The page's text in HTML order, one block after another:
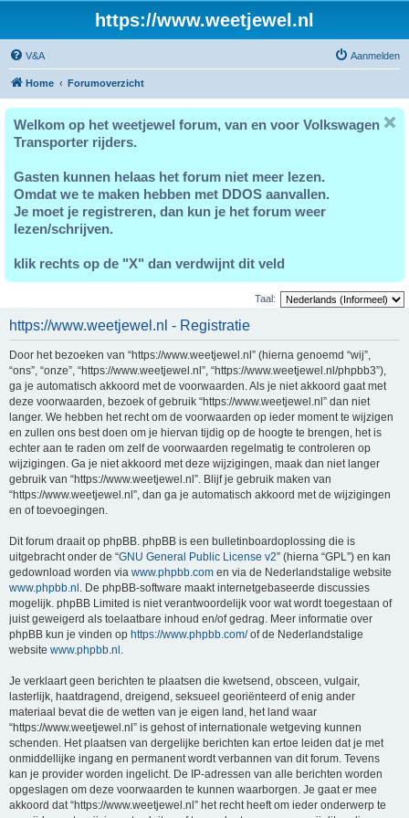
https://www.weetjewel.nl
V&A Aanmelden
Home Forumoverzicht
Welkom op het weetjewel forum, van en voor Volkswagen
Transporter rijders.
Gasten kunnen helaas het forum niet meer lezen.
Omdat we te maken hebben met DDOS aanvallen.
Je moet je registreren, dan kun je het forum weer
lezen/schrijven.
klik rechts op de "X" dan verdwijnt dit veld
Taal:
https://www.weetjewel.nl - Registratie
Door het bezoeken van “https://www.weetjewel.nl” (hierna genoemd “wij”,
“ons”, “onze”, “https://www.weetjewel.nl”, “https://www.weetjewel.nl/phpbb3”),
ga je automatisch akkoord met de voorwaarden. Als je niet akkoord gaat met
deze voorwaarden, bezoek of gebruik “https://www.weetjewel.nl” dan niet
langer. We hebben het recht om de voorwaarden op ieder moment te wijzigen
en zullen ons best doen om je hiervan tijdig op de hoogte te brengen, het is
echter aan te raden om zelf de voorwaarden regelmatig te controleren op
wijzigingen. Ga je niet akkoord met deze wijzigingen, maak dan niet langer
gebruik van “https://www.weetjewel.nl”. Blijf je gebruik maken van
“https://www.weetjewel.nl”, dan ga je automatisch akkoord met de wijzigingen
en of toevoegingen.
Dit forum draait op phpBB. phpBB is een bulletinboardoplossing die is
uitgebracht onder de “GNU General Public License v2” (hierna “GPL”) en kan
gedownload worden via www.phpbb.com en via de Nederlandstalige website
www.phpbb.nl . De phpBB-software maakt internetgebaseerde discussies
mogelijk. phpBB Limited is niet verantwoordelijk voor wat wordt toegestaan of
juist geweigerd als toelaatbare inhoud en/of gedrag. Meer informatie over
phpBB kun je vinden op https://www.phpbb.com/of de Nederlandstalige
website www.phpbb.nl .
Je verklaart geen berichten te plaatsen die kwetsend, obsceen, vulgair,
lasterlijk, haatdragend, dreigend, seksueel georiënteerd of enig ander
materiaal bevat die de wetten van je eigen land, het land waar
“https://www.weetjewel.nl” is gehost of internationale wetgeving kunnen
schenden. Het plaatsen van dergelijke berichten kan ertoe leiden dat je met
onmiddellijke ingang en permanent wordt verbannen van dit forum. Tevens
kan je provider worden ingelicht. De IP-adressen van alle berichten worden
opgeslagen om deze voorwaarden te kunnen waarborgen. Je gaat er mee
akkoord dat “https://www.weetjewel.nl” het recht heeft om ieder onderwerp te